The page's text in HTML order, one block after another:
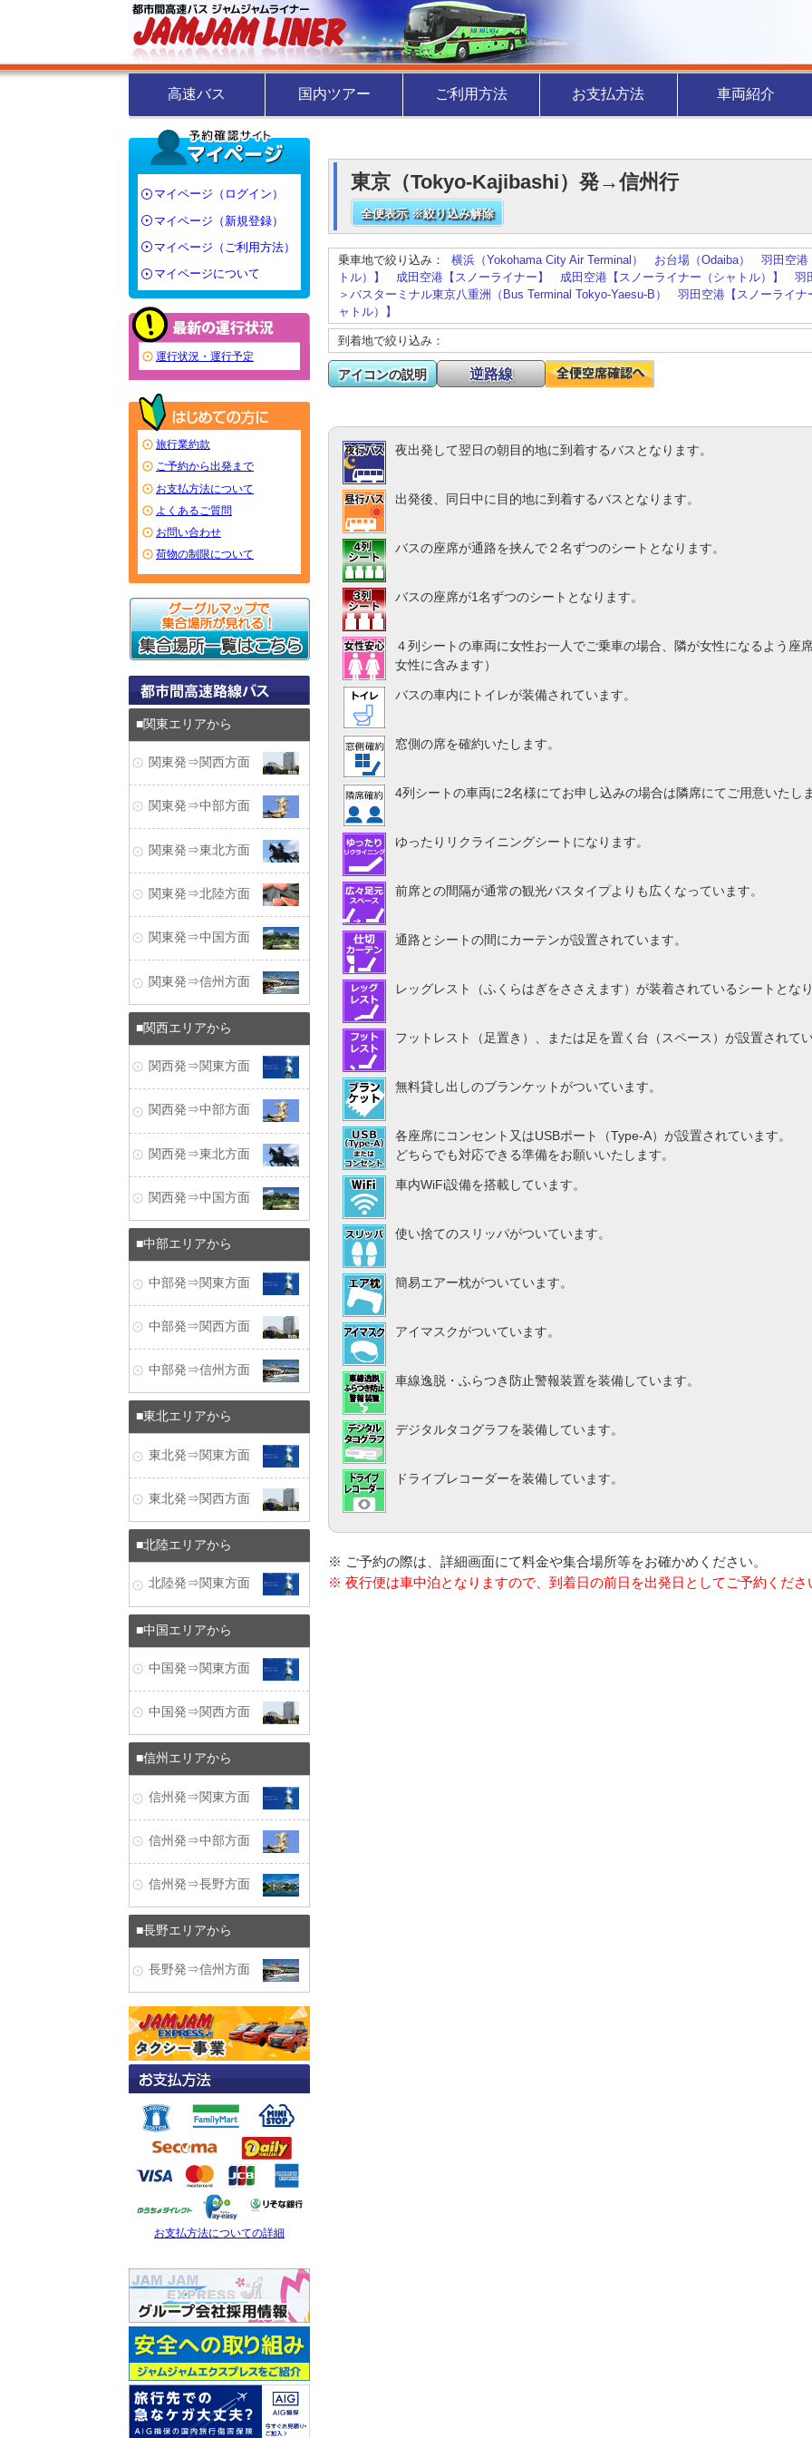
高速バス 国内ツアー ご利用方法 お支払方法 車両紹介
東京（Tokyo-Kajibashi）発→信州行
全便表示 ※絞り込み解除
乗車地で絞り込み： 横浜（Yokohama City Air Terminal） お台場（Odaiba）
羽田空港
トル）】
成田空港【スノーライナー】 成田空港【スノーライナー（シャトル）】
羽
＞バスターミナル東京八重洲（Bus Terminal Tokyo-Yaesu-B）
羽田空港【スノーライナ
ャトル）】
到着地で絞り込み：
アイコンの説明 逆路線
夜出発して翌日の朝目的地に到着するバスとなります。
出発後、同日中に目的地に到着するバスとなります。
バスの座席が通路を挟んで２名ずつのシートとなります。
バスの座席が1名ずつのシートとなります。
４列シートの車両に女性お一人でご乗車の場合、隣が女性になるよう座
女性に含みます）
バスの車内にトイレが装備されています。
窓側の席を確約いたします。
4列シートの車両に2名様にてお申し込みの場合は隣席にてご用意いたし
ゆったりリクライニングシートになります。
前席との間隔が通常の観光バスタイプよりも広くなっています。
通路とシートの間にカーテンが設置されています。
レッグレスト（ふくらはぎをささえます）が装着されているシートとな
フットレスト（足置き）、または足を置く台（スペース）が設置されて
無料貸し出しのブランケットがついています。
各座席にコンセント又はUSBポート（Type-A）が設置されています。
どちらでも対応できる準備をお願いいたします。
車内WiFi設備を搭載しています。
使い捨てのスリッパがついています。
簡易エアー枕がついています。
アイマスクがついています。
車線逸脱・ふらつき防止警報装置を装備しています。
デジタルタコグラフを装備しています。
ドライブレコーダーを装備しています。
※ ご予約の際は、詳細画面にて料金や集合場所等をお確かめください。
※ 夜行便は車中泊となりますので、到着日の前日を出発日としてご予約くださ
マイページ（ログイン）
マイページ（新規登録）
マイページ（ご利用方法）
マイページについて
運行状況・運行予定
旅行業約款
ご予約から出発まで
お支払方法について
よくあるご質問
お問い合わせ
荷物の制限について
関東エリアから
関東発⇒関西方面
関東発⇒中部方面
関東発⇒東北方面
関東発⇒北陸方面
関東発⇒中国方面
関東発⇒信州方面
関西エリアから
関西発⇒関東方面
関西発⇒中部方面
関西発⇒東北方面
関西発⇒中国方面
中部エリアから
中部発⇒関東方面
中部発⇒関西方面
中部発⇒信州方面
東北エリアから
東北発⇒関東方面
東北発⇒関西方面
北陸エリアから
北陸発⇒関東方面
中国エリアから
中国発⇒関東方面
中国発⇒関西方面
信州エリアから
信州発⇒関東方面
信州発⇒中部方面
信州発⇒長野方面
長野エリアから
長野発⇒信州方面
お支払方法についての詳細